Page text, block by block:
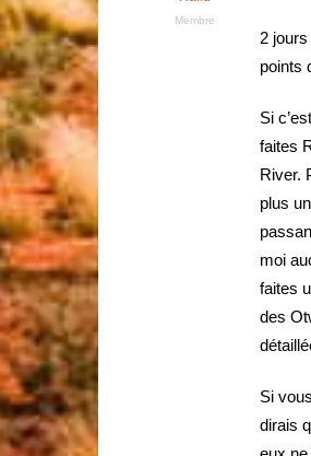
Membre
2
points
Si
faites
River.
plus
moi
faites
des
Si
dirais